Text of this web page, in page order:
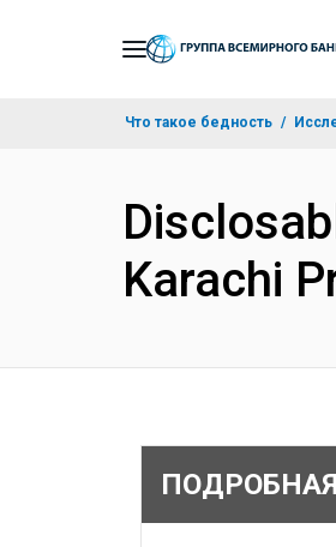
Что такое бедность
Karachi